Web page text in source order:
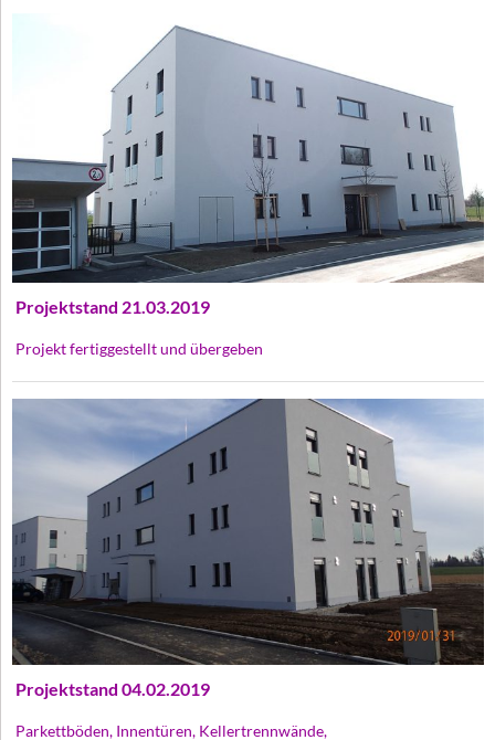
Projektstand 21.03.2019
Projekt fertiggestellt und übergeben
Projektstand 04.02.2019
Parkettböden, Innentüren, Kellertrennwände,